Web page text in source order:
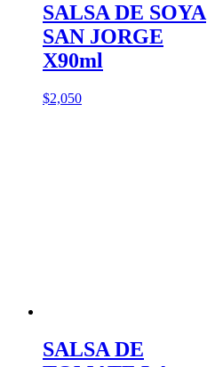
SALSA DE SOYA
SAN JORGE
X90ml
$2,050
SALSA DE